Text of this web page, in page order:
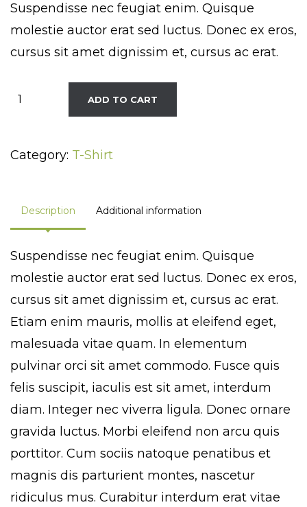
Suspendisse nec feugiat enim. Quisque
molestie auctor erat sed luctus. Donec ex eros,
cursus sit amet dignissim et, cursus ac erat.
Dotted
Shirt
ADD TO CART
Category: T-Shirt
Description Additional information
Suspendisse nec feugiat enim. Quisque
molestie auctor erat sed luctus. Donec ex eros,
cursus sit amet dignissim et, cursus ac erat.
Etiam enim mauris, mollis at eleifend eget,
malesuada vitae quam. In elementum
pulvinar orci sit amet commodo. Fusce quis
felis suscipit, iaculis est sit amet, interdum
diam. Integer nec viverra ligula. Donec ornare
gravida luctus. Morbi eleifend non arcu quis
porttitor. Cum sociis natoque penatibus et
magnis dis parturient montes, nascetur
ridiculus mus. Curabitur interdum erat vitae